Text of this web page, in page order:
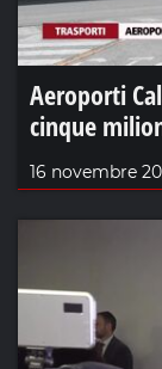
Aeroporti
cinque
16 novembre